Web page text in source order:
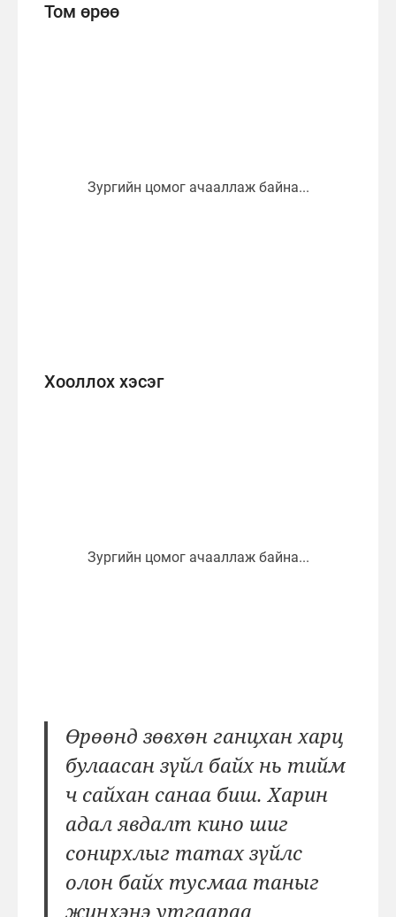
Том өрөө
Хооллох хэсэг
Өрөөнд зөвхөн ганцхан харц
булаасан зүйл байх нь тийм
ч сайхан санаа биш. Харин
адал явдалт кино шиг
сонирхлыг татах зүйлс
олон байх тусмаа таныг
жинхэнэ утгаараа